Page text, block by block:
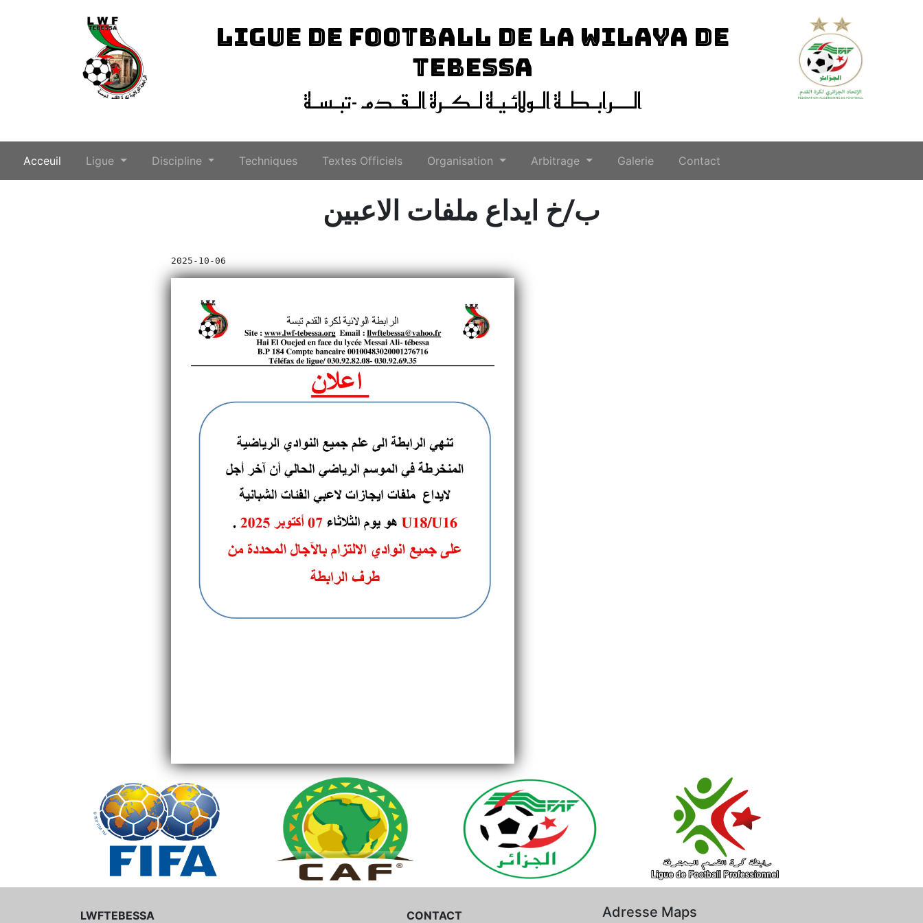
LIGUE DE FOOTBALL DE LA WILAYA DE
TEBESSA
الـــرابـطـة الـولائـيـة لـكـرة الـقـدم -تبـسـة
Acceuil (current)
Ligue Discipline Techniques Textes Officiels Organisation Arbitrage Galerie Contact
ب/خ ايداع ملفات الاعبين
2025-10-06
LWFTEBESSA CONTACT Adresse Maps